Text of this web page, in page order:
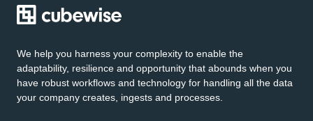
We help you harness your complexity to enable the
adaptability, resilience and opportunity that abounds when you
have robust workflows and technology for handling all the data
your company creates, ingests and processes.